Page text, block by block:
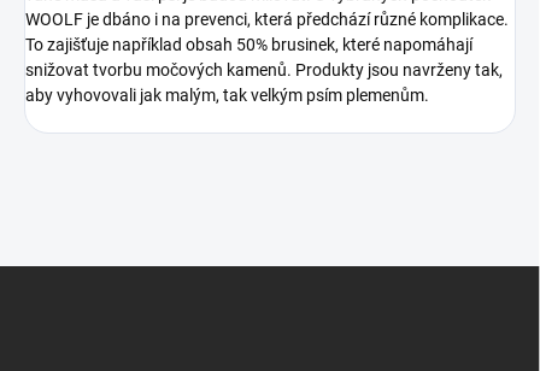
WOOLF je dbáno i na prevenci, která předchází různé komplikace.
To zajišťuje například obsah 50% brusinek, které napomáhají
snižovat tvorbu močových kamenů. Produkty jsou navrženy tak,
aby vyhovovali jak malým, tak velkým psím plemenům.